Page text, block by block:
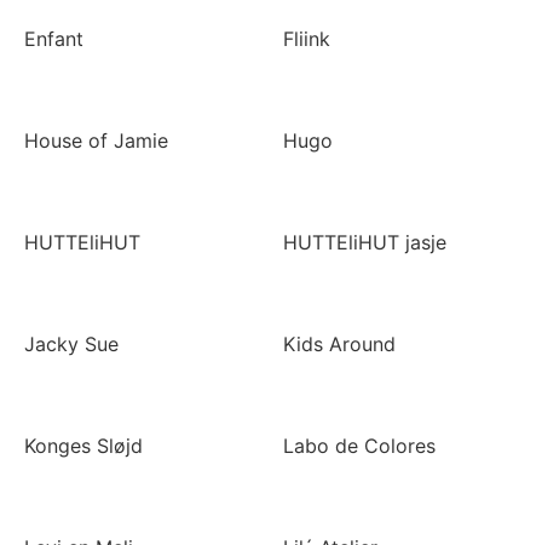
Enfant Fliink
House of Jamie Hugo
HUTTEliHUT HUTTEliHUT jasje
Jacky Sue Kids Around
Konges Sløjd Labo de Colores